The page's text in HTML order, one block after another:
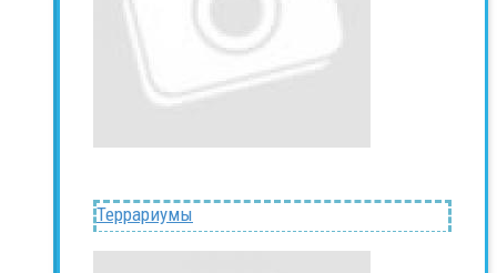
Террариумы